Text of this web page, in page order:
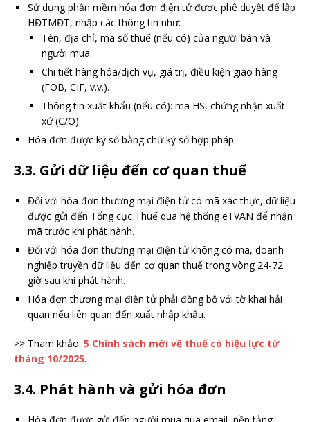
Sử dụng phần mềm hóa đơn điện tử được phê duyệt để lập
HĐTMĐT, nhập các thông tin như:
Tên, địa chỉ, mã số thuế (nếu có) của người bán và
người mua.
Chi tiết hàng hóa/dịch vụ, giá trị, điều kiện giao hàng
(FOB, CIF, v.v.).
Thông tin xuất khẩu (nếu có): mã HS, chứng nhận xuất
xứ (C/O).
Hóa đơn được ký số bằng chữ ký số hợp pháp.
3.3. Gửi dữ liệu đến cơ quan thuế
Đối với hóa đơn thương mại điện tử có mã xác thực, dữ liệu
được gửi đến Tổng cục Thuế qua hệ thống eTVAN để nhận
mã trước khi phát hành.
Đối với hóa đơn thương mại điện tử không có mã, doanh
nghiệp truyền dữ liệu đến cơ quan thuế trong vòng 24-72
giờ sau khi phát hành.
Hóa đơn thương mại điện tử phải đồng bộ với tờ khai hải
quan nếu liên quan đến xuất nhập khẩu.
>> Tham khảo: 5 Chính sách mới về thuế có hiệu lực từ
tháng 10/2025.
3.4. Phát hành và gửi hóa đơn